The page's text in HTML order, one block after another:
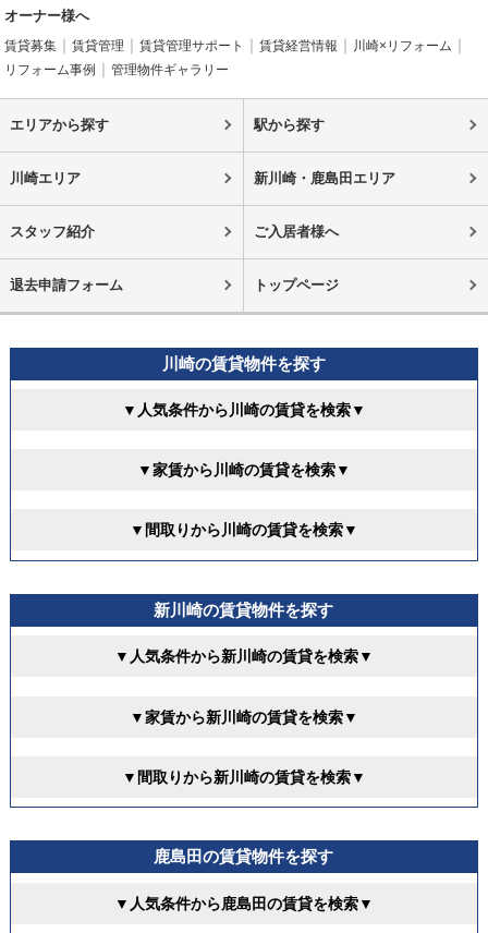
オーナー様へ
賃貸募集 賃貸管理 賃貸管理サポート 賃貸経営情報
川崎×リフォーム
リフォーム事例
管理物件ギャラリー
エリアから探す 駅から探す
川崎エリア 新川崎・鹿島田エリア
スタッフ紹介 ご入居者様へ
退去申請フォーム トップページ
川崎の賃貸物件を探す
▼人気条件から川崎の賃貸を検索▼
▼家賃から川崎の賃貸を検索▼
▼間取りから川崎の賃貸を検索▼
新川崎の賃貸物件を探す
▼人気条件から新川崎の賃貸を検索▼
▼家賃から新川崎の賃貸を検索▼
▼間取りから新川崎の賃貸を検索▼
鹿島田の賃貸物件を探す
▼人気条件から鹿島田の賃貸を検索▼